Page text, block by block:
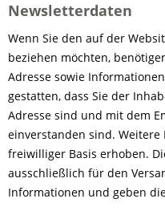
Newsletterdaten
Wenn Sie den auf der
beziehen möchten,
Adresse sowie
gestatten, dass Sie der
Adresse sind und mit dem
einverstanden sind.
freiwilliger Basis erhoben.
ausschließlich für den
Informationen und geben